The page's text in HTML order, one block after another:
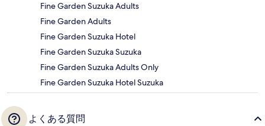
Fine Garden Suzuka Adults
Fine Garden Adults
Fine Garden Suzuka Hotel
Fine Garden Suzuka Suzuka
Fine Garden Suzuka Adults Only
Fine Garden Suzuka Hotel Suzuka
よくある質問